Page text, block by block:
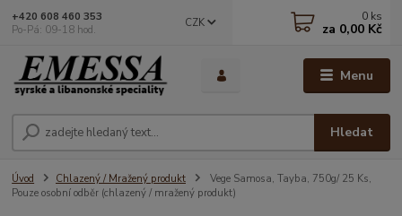
Menu
CZK
Hledat
+420 608 460 353
Po-Pá: 09-18 hod.
0 ks
za 0,00 Kč
Úvod Chlazený / Mražený produkt
Vege Samosa, Tayba, 750g/ 25 Ks,
Pouze osobní odběr (chlazený / mražený produkt)